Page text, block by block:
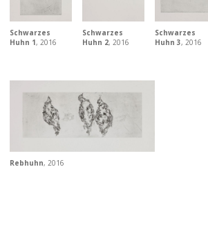
Schwarzes
Huhn 1, 2016
Schwarzes
Huhn 2, 2016
Schwarzes
Huhn 3, 2016
Rebhuhn, 2016